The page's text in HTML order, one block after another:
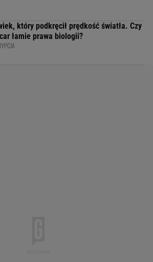
który podkręcił prędkość światła. Czy
łamie prawa biologii?